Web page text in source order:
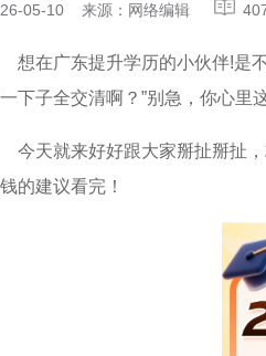
05-10 来源：网络编辑
想在广东提升学历的小伙伴!是
下子全交清啊？”别急，你心里
今天就来好好跟大家掰扯掰扯，
的建议看完！